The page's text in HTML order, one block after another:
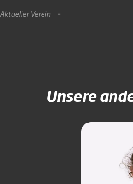
Aktueller Verein -
Unsere